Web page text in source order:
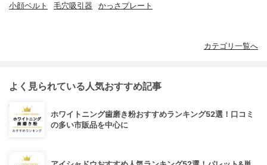
小顔ベルト 毛穴吸引器 かっさプレート
カテゴリ一覧へ
よく見られている人気おすすめ記事
ホワイトニング歯磨き粉おすすめランキング52選！口コミ
の多い市販品を中心に